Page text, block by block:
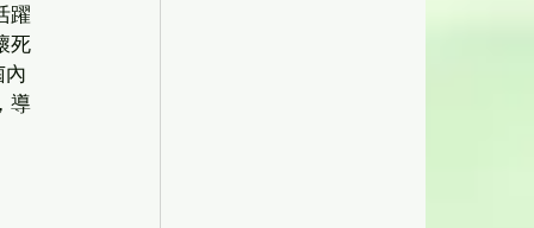
躍
死
內
導